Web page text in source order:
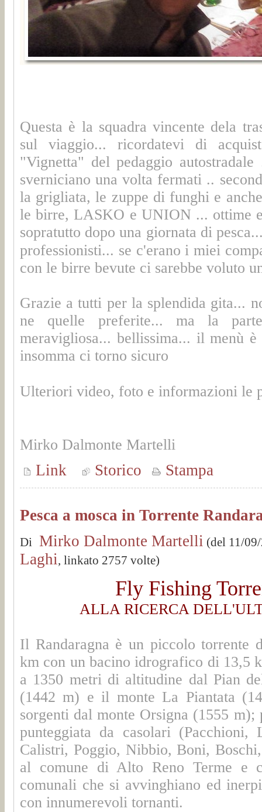
Questa è la squadra vincente dela
sul viaggio... ricordatevi di
"Vignetta" del pedaggio
sverniciano una volta fermati ..
la grigliata, le zuppe di funghi e
le birre, LASKO e UNION ... ottime
sopratutto dopo una giornata di
professionisti... se c'erano i miei
con le birre bevute ci sarebbe voluto
Grazie a tutti per la splendida gita...
ne quelle preferite... ma la
meravigliosa... bellissima... il menù
insomma ci torno sicuro
Ulteriori video, foto e informazioni le
Mirko Dalmonte Martelli
Link Storico Stampa
Pesca a mosca in Torrente
Di Mirko Dalmonte Martelli (del 11/
Laghi, linkato 2757 volte)
Fly Fishing
ALLA RICERCA
Il Randaragna è un piccolo torrente
km con un bacino idrografico di 13,5
a 1350 metri di altitudine dal Pian
(1442 m) e il monte La Piantata
sorgenti dal monte Orsigna (1555 m);
punteggiata da casolari (Pacchioni,
Calistri, Poggio, Nibbio, Boni,
al comune di Alto Reno Terme e
comunali che si avvinghiano ed
con innumerevoli tornanti.